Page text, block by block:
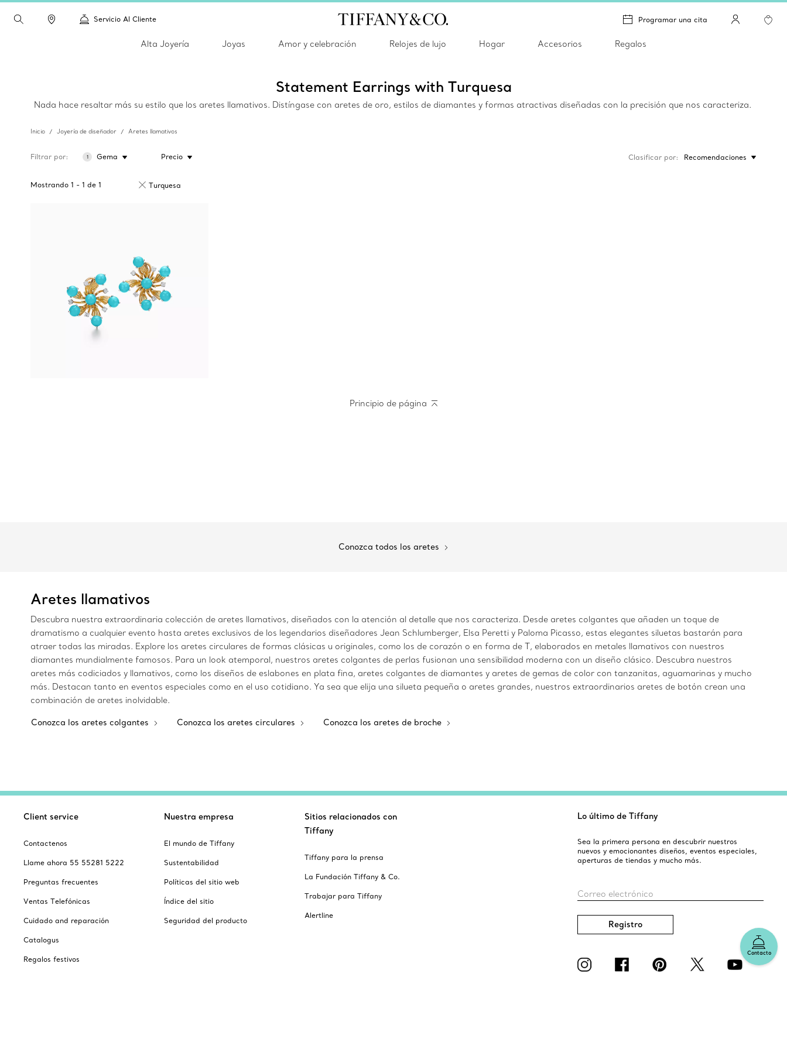
Servicio Al Cliente Programar una cita
Alta Joyería Joyas Amor y celebración Relojes de lujo Hogar Accesorios Regalos
Statement Earrings with Turquesa
Nada hace resaltar más su estilo que los aretes llamativos. Distíngase con aretes de oro, estilos de diamantes y formas atractivas diseñadas con la precisión que nos caracteriza.
Inicio Joyería de diseñador Aretes llamativos
Filtrar por 1 Gema Precio
Mostrando 1 - 1 de 1 Turquesa
Clasificar por Recomendaciones
Principio de página
Conozca todos los aretes
Aretes llamativos
Descubra nuestra extraordinaria colección de aretes llamativos, diseñados con la atención al detalle que nos caracteriza. Desde aretes colgantes que añaden un toque de
dramatismo a cualquier evento hasta aretes exclusivos de los legendarios diseñadores Jean Schlumberger, Elsa Peretti y Paloma Picasso, estas elegantes siluetas bastarán para
atraer todas las miradas. Explore los aretes circulares de formas clásicas u originales, como los de corazón o en forma de T, elaborados en metales llamativos con nuestros
diamantes mundialmente famosos. Para un look atemporal, nuestros aretes colgantes de perlas fusionan una sensibilidad moderna con un diseño clásico. Descubra nuestros
aretes más codiciados y llamativos, como los diseños de eslabones en plata fina, aretes colgantes de diamantes y aretes de gemas de color con tanzanitas, aguamarinas y mucho
más. Destacan tanto en eventos especiales como en el uso cotidiano. Ya sea que elija una silueta pequeña o aretes grandes, nuestros extraordinarios aretes de botón crean una
combinación de aretes inolvidable.
Conozca los aretes colgantes Conozca los aretes circulares Conozca los aretes de broche
Contacto
Client service
Contactenos
Llame ahora 55 55281 5222
Preguntas frecuentes
Ventas Telefónicas
Cuidado and reparación
Catalogus
Regalos festivos
Nuestra empresa
El mundo de Tiffany
Sustentabilidad
Políticas del sitio web
Índice del sitio
Seguridad del producto
Sitios relacionados con
Tiffany
Tiffany para la prensa
La Fundación Tiffany & Co.
Trabajar para Tiffany
Alertline
Lo último de Tiffany
Sea la primera persona en descubrir nuestros
nuevos y emocionantes diseños, eventos especiales,
aperturas de tiendas y mucho más.
Correo electrónico
Registro